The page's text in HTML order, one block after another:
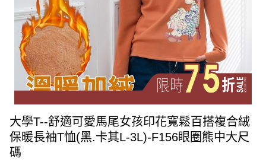
大學T--舒適可愛馬尾女孩印花寬鬆百搭複合絨
保暖長袖T恤(黑.卡其L-3L)-F156眼圈熊中大尺
碼